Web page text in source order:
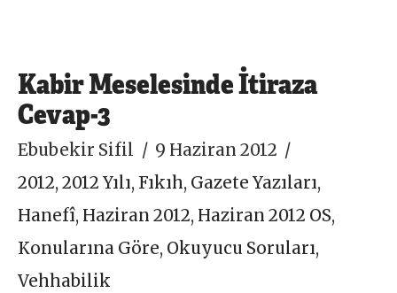
Kabir Meselesinde İtiraza
Cevap-3
Ebubekir Sifil
9 Haziran 2012
2012,2012 Yılı,Fıkıh, Gazete Yazıları,
Hanefî, Haziran 2012, Haziran 2012 OS,
Konularına Göre, Okuyucu Soruları,
Vehhabilik